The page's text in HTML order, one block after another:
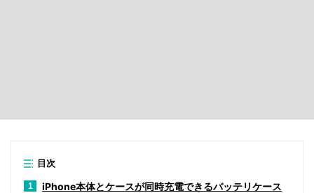
目次
1 iPhone本体とケースが同時充電できるバッテリケース